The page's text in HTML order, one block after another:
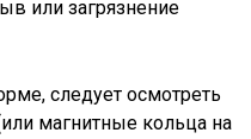
или загрязнение
следует осмотреть
магнитные кольца на